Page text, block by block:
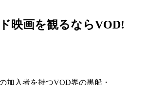
映画を観るならVOD!
加入者を持つVOD界の黒船・